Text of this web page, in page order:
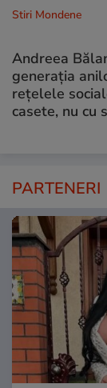
Stiri Mondene
Andreea
generația
rețelele
casete, nu cu
PARTENERI